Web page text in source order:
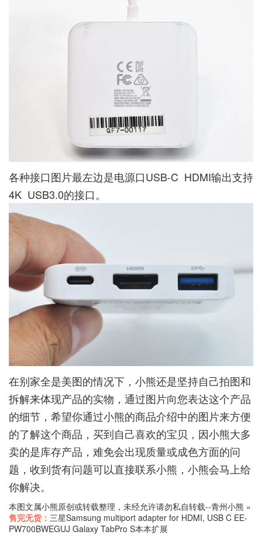
各种接口图片最左边是电源口USB-C HDMI输出支持
4K USB3.0的接口。
在别家全是美图的情况下，小熊还是坚持自己拍图和
拆解来体现产品的实物，通过图片向您表达这个产品
的细节，希望你通过小熊的商品介绍中的图片来方便
的了解这个商品，买到自己喜欢的宝贝，因小熊大多
卖的是库存产品，难免会出现质量或成色方面的问
题，收到货有问题可以直接联系小熊，小熊会马上给
你解决。
本图文属小熊原创或转载整理，未经允许请勿私自转载--青州小熊 »
售完无货： 三星Samsung multiport adapter for HDMI, USB C EE-
PW700BWEGUJ Galaxy TabPro S本本扩展